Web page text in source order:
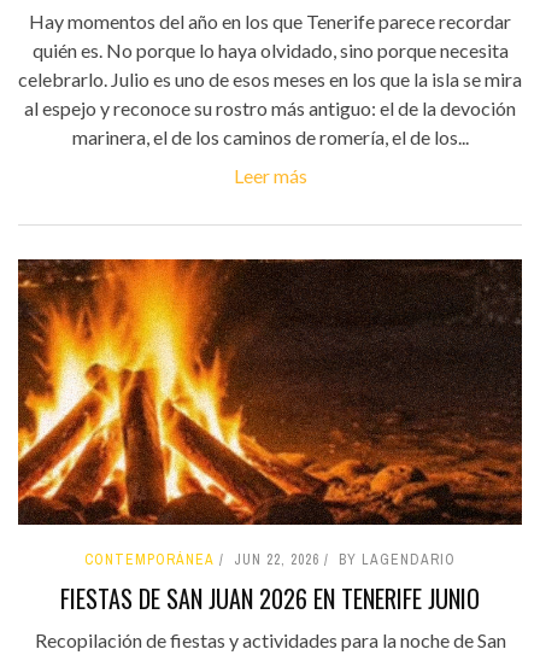
Hay momentos del año en los que Tenerife parece recordar
quién es. No porque lo haya olvidado, sino porque necesita
celebrarlo. Julio es uno de esos meses en los que la isla se mira
al espejo y reconoce su rostro más antiguo: el de la devoción
marinera, el de los caminos de romería, el de los...
Leer más
CONTEMPORÁNEA JUN 22, 2026 BY LAGENDARIO
FIESTAS DE SAN JUAN 2026 EN TENERIFE JUNIO
Recopilación de fiestas y actividades para la noche de San